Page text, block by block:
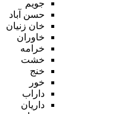
جویم
حسن آباد
خان زنیان
خاوران
خرامه
خشت
خنج
خور
داراب
داریان